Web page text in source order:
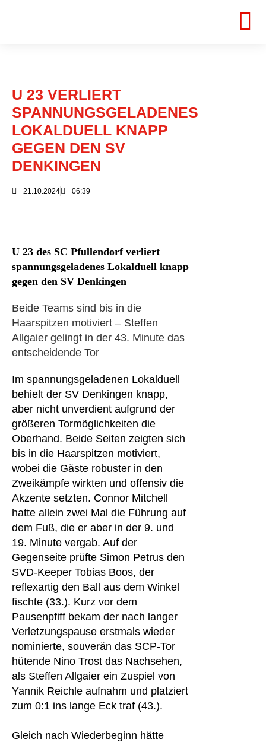
U 23 VERLIERT
SPANNUNGSGELADENES
LOKALDUELL KNAPP
GEGEN DEN SV
DENKINGEN
21.10.2024 06:39
U 23 des SC Pfullendorf verliert
spannungsgeladenes Lokalduell knapp
gegen den SV Denkingen
Beide Teams sind bis in die
Haarspitzen motiviert – Steffen
Allgaier gelingt in der 43. Minute das
entscheidende Tor
Im spannungsgeladenen Lokalduell
behielt der SV Denkingen knapp,
aber nicht unverdient aufgrund der
größeren Tormöglichkeiten die
Oberhand. Beide Seiten zeigten sich
bis in die Haarspitzen motiviert,
wobei die Gäste robuster in den
Zweikämpfe wirkten und offensiv die
Akzente setzten. Connor Mitchell
hatte allein zwei Mal die Führung auf
dem Fuß, die er aber in der 9. und
19. Minute vergab. Auf der
Gegenseite prüfte Simon Petrus den
SVD-Keeper Tobias Boos, der
reflexartig den Ball aus dem Winkel
fischte (33.). Kurz vor dem
Pausenpfiff bekam der nach langer
Verletzungspause erstmals wieder
nominierte, souverän das SCP-Tor
hütende Nino Trost das Nachsehen,
als Steffen Allgaier ein Zuspiel von
Yannik Reichle aufnahm und platziert
zum 0:1 ins lange Eck traf (43.).
Gleich nach Wiederbeginn hätte